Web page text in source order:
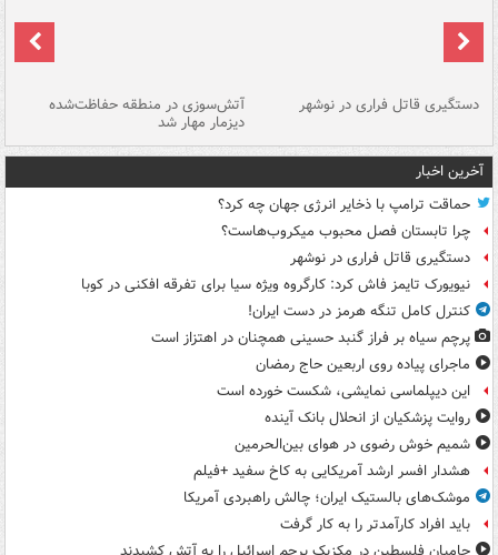
دستگیری قاتل فراری در نوشهر آتش‌سوزی در منطقه حفاظت‌شده
دیزمار مهار شد
آخرین اخبار
حماقت ترامپ با ذخایر انرژی جهان چه کرد؟
چرا تابستان فصل محبوب میکروب‌هاست؟
دستگیری قاتل فراری در نوشهر
نیویورک تایمز فاش کرد: کارگروه ویژه سیا برای تفرقه افکنی در کوبا
کنترل کامل تنگه هرمز در دست ایران!
پرچم سیاه بر فراز گنبد حسینی همچنان در اهتزاز است
ماجرای پیاده روی اربعین حاج رمضان
این دیپلماسی نمایشی، شکست خورده است
روایت پزشکیان از انحلال بانک آینده
شمیم خوش رضوی در هوای بین‌الحرمین
هشدار افسر ارشد آمریکایی به کاخ سفید +فیلم
موشک‌های بالستیک ایران؛ چالش راهبردی آمریکا
باید افراد کارآمدتر را به کار گرفت